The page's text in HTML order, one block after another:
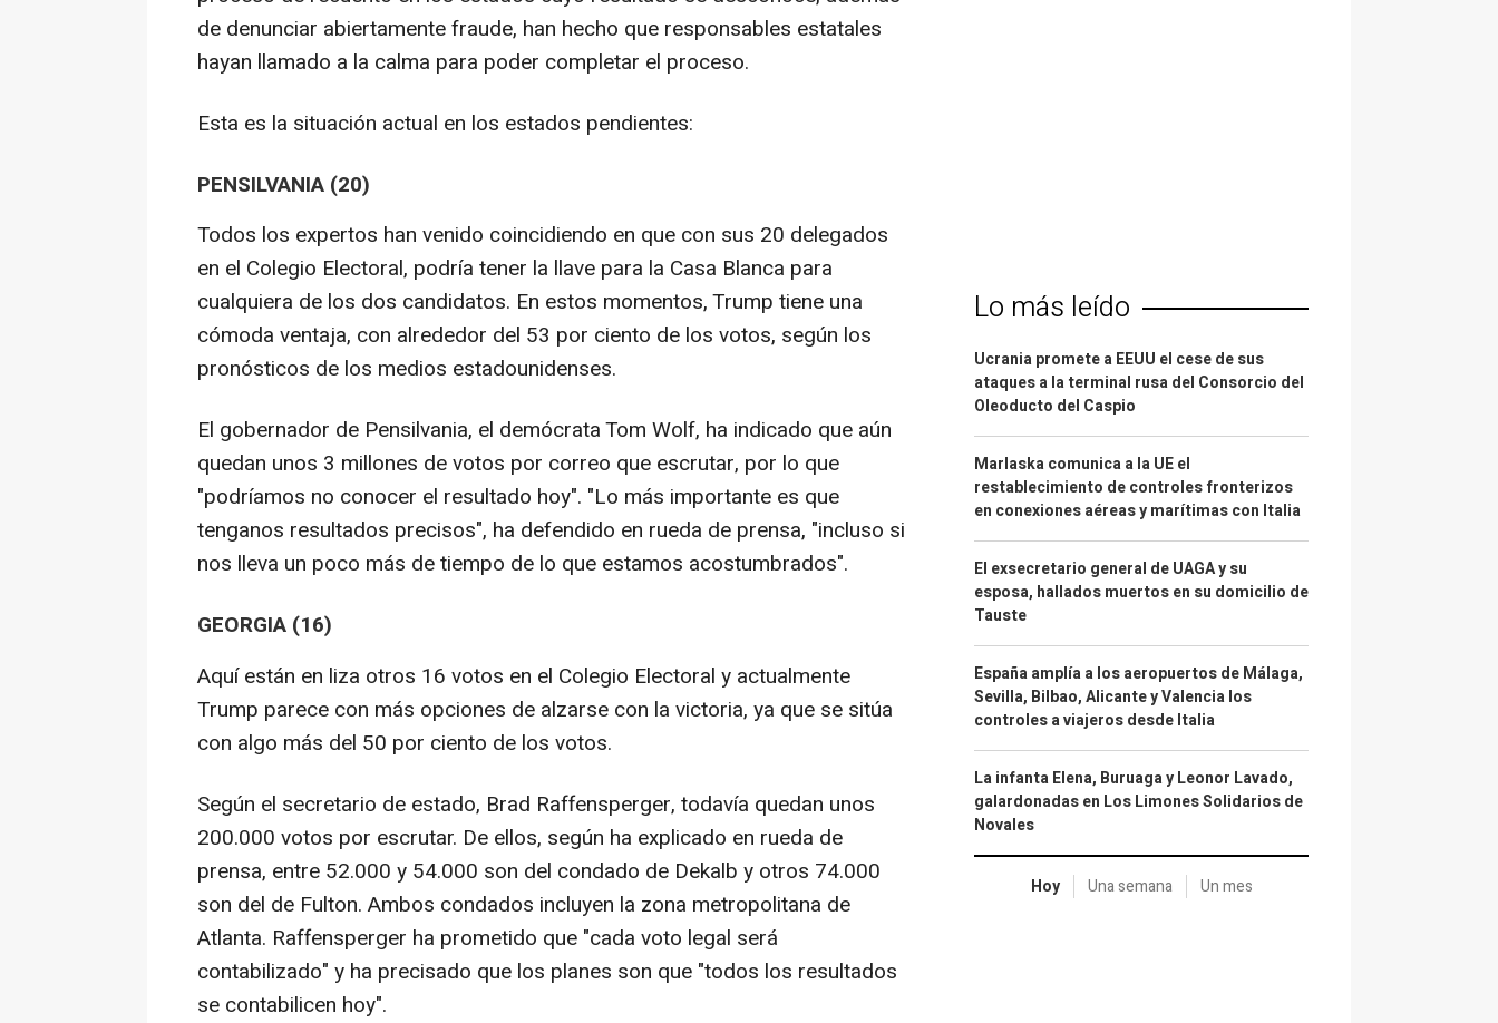
de denunciar abiertamente fraude, han hecho que responsables estatales
hayan llamado a la calma para poder completar el proceso.
Esta es la situación actual en los estados pendientes:
PENSILVANIA (20)
Todos los expertos han venido coincidiendo en que con sus 20 delegados
en el Colegio Electoral, podría tener la llave para la Casa Blanca para
cualquiera de los dos candidatos. En estos momentos, Trump tiene una
cómoda ventaja, con alrededor del 53 por ciento de los votos, según los
pronósticos de los medios estadounidenses.
El gobernador de Pensilvania, el demócrata Tom Wolf, ha indicado que aún
quedan unos 3 millones de votos por correo que escrutar, por lo que
"podríamos no conocer el resultado hoy". "Lo más importante es que
tenganos resultados precisos", ha defendido en rueda de prensa, "incluso si
nos lleva un poco más de tiempo de lo que estamos acostumbrados".
GEORGIA (16)
Aquí están en liza otros 16 votos en el Colegio Electoral y actualmente
Trump parece con más opciones de alzarse con la victoria, ya que se sitúa
con algo más del 50 por ciento de los votos.
Según el secretario de estado, Brad Raffensperger, todavía quedan unos
200.000 votos por escrutar. De ellos, según ha explicado en rueda de
prensa, entre 52.000 y 54.000 son del condado de Dekalb y otros 74.000
son del de Fulton. Ambos condados incluyen la zona metropolitana de
Atlanta. Raffensperger ha prometido que "cada voto legal será
contabilizado" y ha precisado que los planes son que "todos los resultados
se contabilicen hoy".
Lo más leído
Ucrania promete a EEUU el cese de sus
ataques a la terminal rusa del Consorcio del
Oleoducto del Caspio
Marlaska comunica a la UE el
restablecimiento de controles fronterizos
en conexiones aéreas y marítimas con Italia
El exsecretario general de UAGA y su
esposa, hallados muertos en su domicilio de
Tauste
España amplía a los aeropuertos de Málaga,
Sevilla, Bilbao, Alicante y Valencia los
controles a viajeros desde Italia
La infanta Elena, Buruaga y Leonor Lavado,
galardonadas en Los Limones Solidarios de
Novales
Hoy Una semana Un mes